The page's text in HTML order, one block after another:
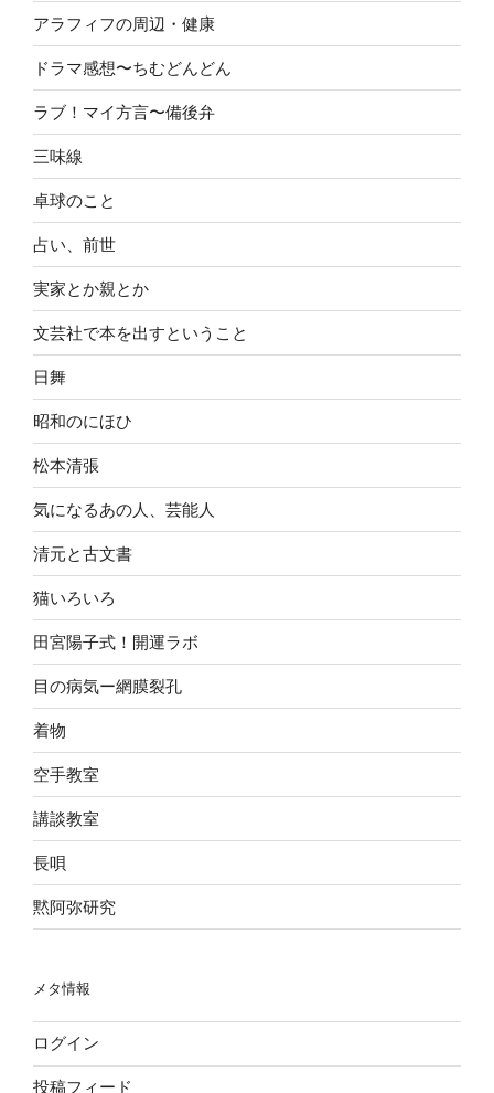
アラフィフの周辺・健康
ドラマ感想〜ちむどんどん
ラブ！マイ方言〜備後弁
三味線
卓球のこと
占い、前世
実家とか親とか
文芸社で本を出すということ
日舞
昭和のにほひ
松本清張
気になるあの人、芸能人
清元と古文書
猫いろいろ
田宮陽子式！開運ラボ
目の病気ー網膜裂孔
着物
空手教室
講談教室
長唄
黙阿弥研究
メタ情報
ログイン
投稿フィード